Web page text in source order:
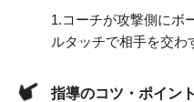
1.コーチが攻撃側にボ
ルタッチで相手を交わ
指導のコツ・ポイント